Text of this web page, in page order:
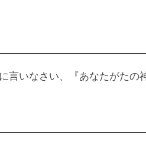
言いなさい、『あなたがた